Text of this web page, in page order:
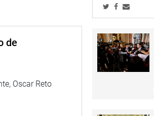
de
Oscar Reto